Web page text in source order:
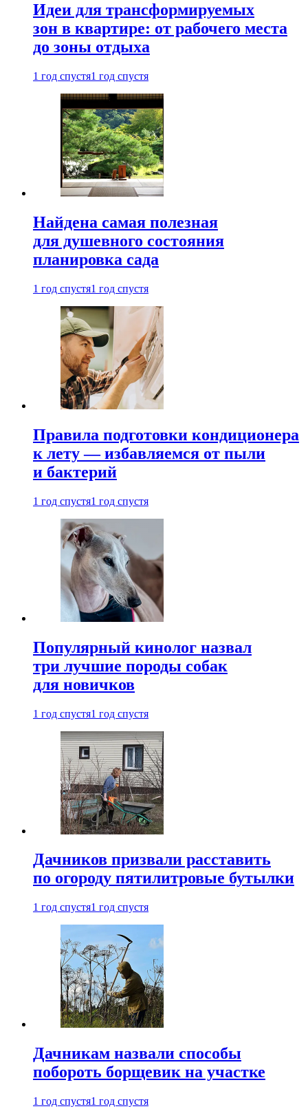
Идеи для трансформируемых
зон в квартире: от рабочего места
до зоны отдыха
1 год спустя1 год спустя
Найдена самая полезная
для душевного состояния
планировка сада
1 год спустя1 год спустя
Правила подготовки кондиционера
к лету — избавляемся от пыли
и бактерий
1 год спустя1 год спустя
Популярный кинолог назвал
три лучшие породы собак
для новичков
1 год спустя1 год спустя
Дачников призвали расставить
по огороду пятилитровые бутылки
1 год спустя1 год спустя
Дачникам назвали способы
побороть борщевик на участке
1 год спустя1 год спустя